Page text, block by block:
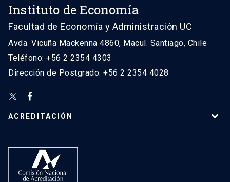
Instituto de Economía
Facultad de Economía y Administración UC
Avda. Vicuña Mackenna 4860, Macul. Santiago, Chile
Teléfono: +56 2 2354 4303
Dirección de Postgrado: +56 2 2354 4028
ACREDITACIÓN